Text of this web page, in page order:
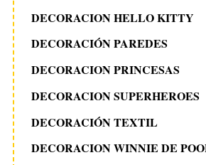
DECORACION HELLO KITTY
DECORACIÓN PAREDES
DECORACION PRINCESAS
DECORACION SUPERHEROES
DECORACIÓN TEXTIL
DECORACION WINNIE DE